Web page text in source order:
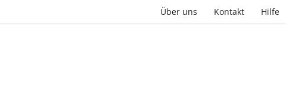
Über uns Kontakt Hilfe